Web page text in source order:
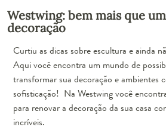
Westwing: bem mais que
decoração
Curtiu as dicas sobre escultura e ainda
Aqui você encontra um mundo de
transformar sua decoração e ambientes
sofisticação! Na Westwing você
para renovar a decoração da sua casa
incríveis.